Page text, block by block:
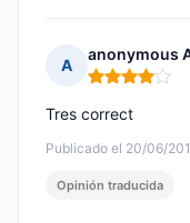
A
anonymous
Nota: 4 de 5
Publicado el 20/06/
Tres correct
Opinión traducida